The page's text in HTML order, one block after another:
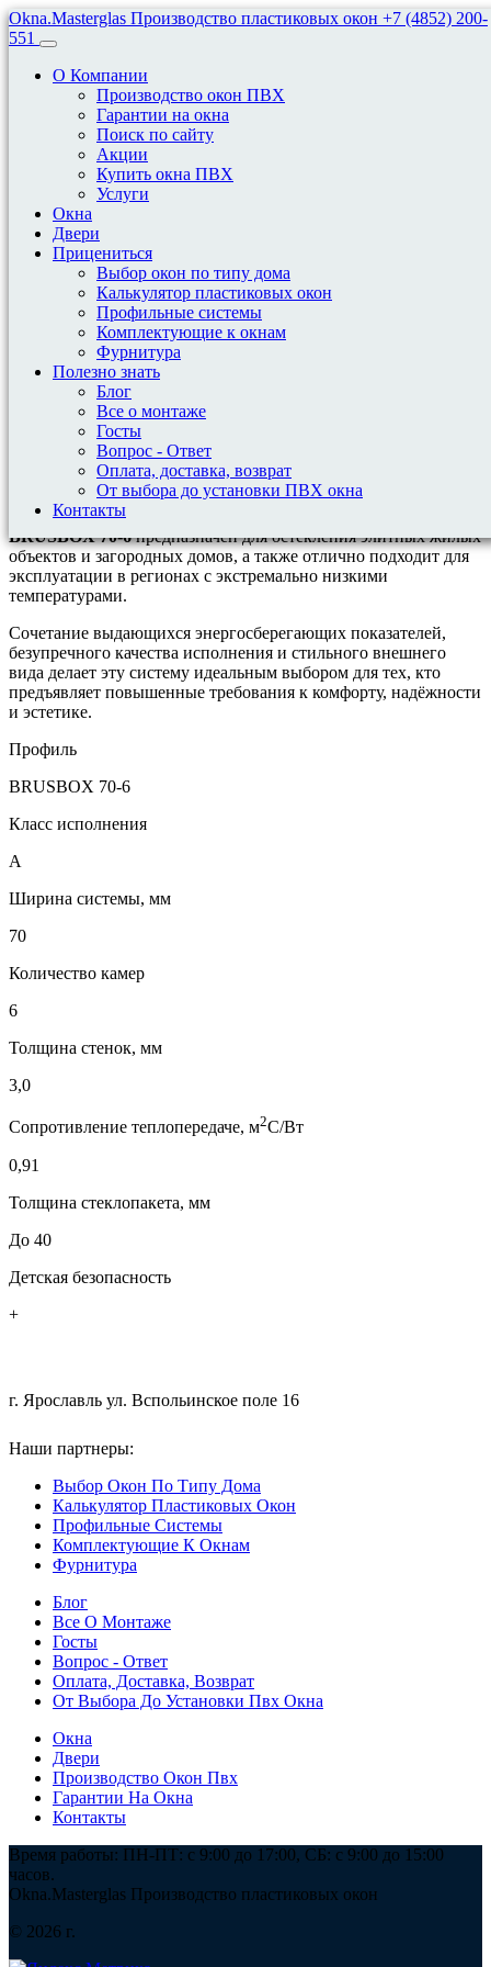
Okna.Masterglas Производство пластиковых окон +7 (4852) 200-
551
О Компании
Производство окон ПВХ
Гарантии на окна
Поиск по сайту
Акции
Купить окна ПВХ
Услуги
Окна
Двери
Прицениться
Выбор окон по типу дома
Калькулятор пластиковых окон
Профильные системы
Комплектующие к окнам
Фурнитура
Полезно знать
Блог
Все о монтаже
Госты
Вопрос - Ответ
Оплата, доставка, возврат
От выбора до установки ПВХ окна
Контакты
Окна Brusbox 70-6
BRUSBOX 70-6
BRUSBOX 70-6— результат передовых разработок компании
«БРУСБОКС» в области энергосберегающих профильных
систем.
Современная система с монтажной глубиной
максимальным для данного класса количеством камер —
— обеспечивает высокий уровень тепло- и
шумоизоляции. Благодаря этим характеристикам профиль
уверенно занимает лидирующие позиции в премиальном
сегменте оконных решений.
BRUSBOX 70-6предназначен для остекления элитных жилых
объектов и загородных домов, а также отлично подходит для
эксплуатации в регионах с экстремально низкими
температурами.
Сочетание выдающихся энергосберегающих показателей,
безупречного качества исполнения и стильного внешнего
вида делает эту систему идеальным выбором для тех, кто
предъявляет повышенные требования к комфорту, надёжности
и эстетике.
Профиль
BRUSBOX 70-6
Класс исполнения
А
Ширина системы, мм
70
Количество камер
6
Толщина стенок, мм
3,0
Сопротивление теплопередаче, м2С/Вт
0,91
Толщина стеклопакета, мм
До 40
Детская безопасность
+
г. Ярославль ул. Вспольинское поле 16
Наши партнеры:
Выбор Окон По Типу Дома
Калькулятор Пластиковых Окон
Профильные Системы
Комплектующие К Окнам
Фурнитура
Блог
Все О Монтаже
Госты
Вопрос - Ответ
Оплата, Доставка, Возврат
От Выбора До Установки Пвх Окна
Окна
Двери
Производство Окон Пвх
Гарантии На Окна
Контакты
Время работы: ПН-ПТ: с 9:00 до 17:00, СБ: с 9:00 до 15:00
часов.
Okna.Masterglas Производство пластиковых окон
© 2026 г.